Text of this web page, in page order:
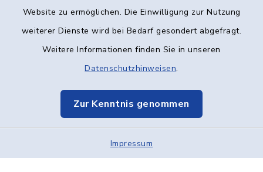
Website zu ermöglichen. Die Einwilligung zur Nutzung
weiterer Dienste wird bei Bedarf gesondert abgefragt.
Weitere Informationen finden Sie in unseren
Datenschutzhinweisen.
Zur Kenntnis genommen
Impressum
Datenschutz
Elektronische Kommunikation
Sitemap